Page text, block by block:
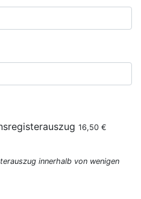
16,50 €
innerhalb von wenigen